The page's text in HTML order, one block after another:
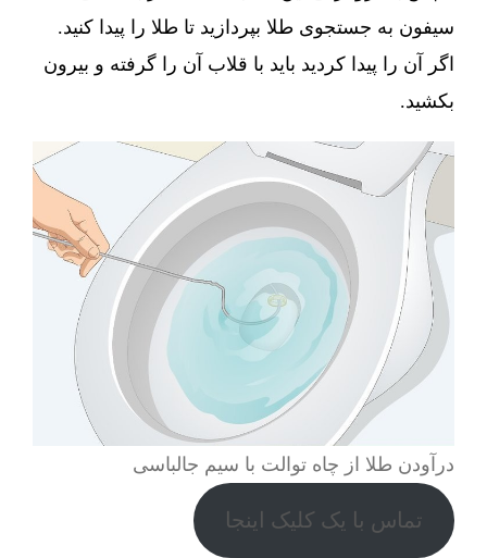
سیفون به جستجوی طلا بپردازید تا طلا را پیدا کنید.
اگر آن را پیدا کردید باید با قلاب آن را گرفته و بیرون
بکشید.
درآودن طلا از چاه توالت با سیم جالباسی
تماس با یک کلیک اینجا